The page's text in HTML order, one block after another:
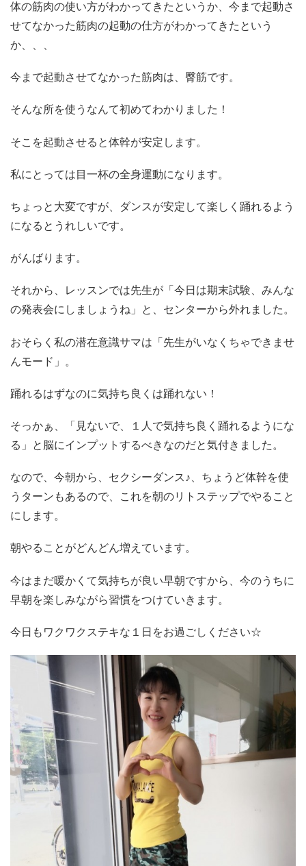
体の筋肉の使い方がわかってきたというか、今まで起動さ
せてなかった筋肉の起動の仕方がわかってきたという
か、、、
今まで起動させてなかった筋肉は、臀筋です。
そんな所を使うなんて初めてわかりました！
そこを起動させると体幹が安定します。
私にとっては目一杯の全身運動になります。
ちょっと大変ですが、ダンスが安定して楽しく踊れるよう
になるとうれしいです。
がんばります。
それから、レッスンでは先生が「今日は期末試験、みんな
の発表会にしましょうね」と、センターから外れました。
おそらく私の潜在意識サマは「先生がいなくちゃできませ
んモード」。
踊れるはずなのに気持ち良くは踊れない！
そっかぁ、「見ないで、１人で気持ち良く踊れるようにな
る」と脳にインプットするべきなのだと気付きました。
なので、今朝から、セクシーダンス♪、ちょうど体幹を使
うターンもあるので、これを朝のリトステップでやること
にします。
朝やることがどんどん増えています。
今はまだ暖かくて気持ちが良い早朝ですから、今のうちに
早朝を楽しみながら習慣をつけていきます。
今日もワクワクステキな１日をお過ごしください☆